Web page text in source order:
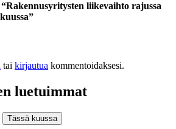
liikevaihto rajussa
tai kirjautua kommentoidaksesi.
luetuimmat
Tässä kuussa